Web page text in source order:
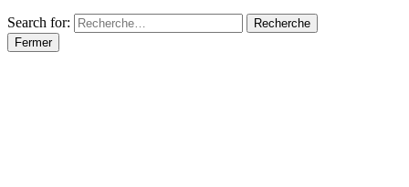
Search for:
Recherche
Fermer